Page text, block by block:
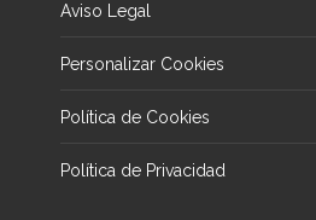
Aviso Legal
Personalizar Cookies
Política de Cookies
Política de Privacidad